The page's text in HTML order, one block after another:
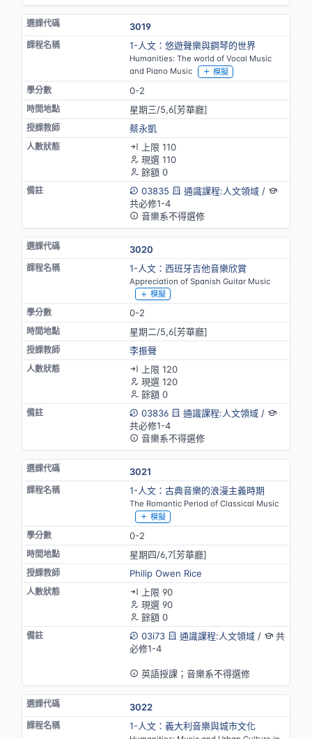
3019
1-人文：悠遊聲樂與鋼琴的世界
Humanities: The world of Vocal Music
and Piano Music
模擬
0-2
星期三/5,6[芳華廳]
蔡永凱
上限 110
現選 110
餘額 0
03835
通識課程:人文領域/
共必修1-4
音樂系不得選修
3020
1-人文：西班牙吉他音樂欣賞
Appreciation of Spanish Guitar Music
模擬
0-2
星期二/5,6[芳華廳]
李振聲
上限 120
現選 120
餘額 0
03836
通識課程:人文領域/
共必修1-4
音樂系不得選修
3021
1-人文：古典音樂的浪漫主義時期
The Romantic Period of Classical Music
模擬
0-2
星期四/6,7[芳華廳]
Philip Owen Rice
上限 90
現選 90
餘額 0
03i73
通識課程:人文領域/
共
必修1-4
英語授課；音樂系不得選修
3022
1-人文：義大利音樂與城市文化